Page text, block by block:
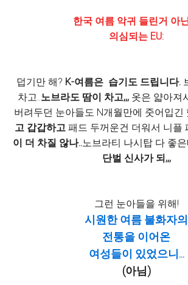
한국 여름 악귀 들린거 아
의심되는 EU:
덥기만 해? K-여름은 습기도 드립니다.
차고..노브라도 땀이 차고,,, 옷은 얇아져
버려두던 눈아들도 N개월만에 줏어입긴
고 갑갑하고 패드 두꺼운건 더워서 니플
이 더 차질 않나..노브라티 나시탑 다 좋은
단벌 신사가 되,,,
그런 눈아들을 위해!
시원한 여름 불화자의
전통을 이어온
여성들이 있었으니...
(아님)